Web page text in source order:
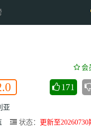
会
171
亚
状态：
更新至20260730